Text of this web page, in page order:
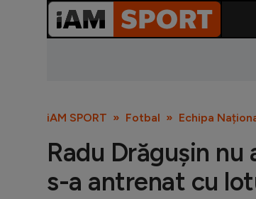
iAM SPORT Fotbal Echipa
Radu Drăgușin
s-a antrenat cu